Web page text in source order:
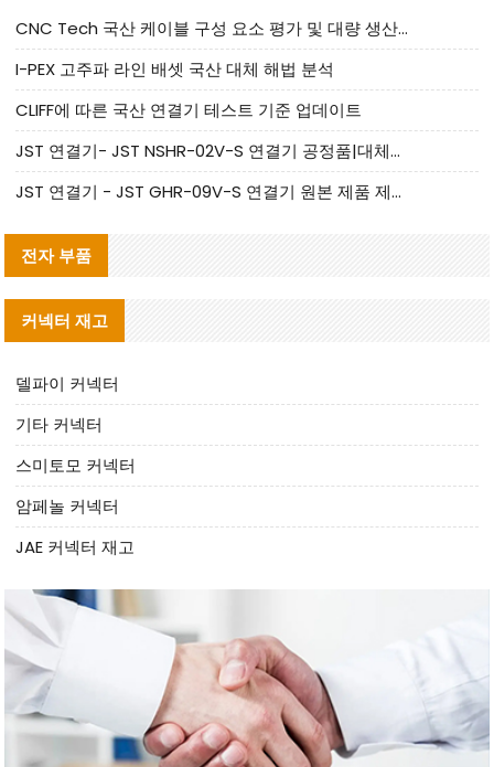
CNC Tech 국산 케이블 구성 요소 평가 및 대량 생산 적합성 가이드
I-PEX 고주파 라인 배셋 국산 대체 해법 분석
CLIFF에 따른 국산 연결기 테스트 기준 업데이트
JST 연결기- JST NSHR-02V-S 연결기 공정품|대체품 제공
JST 연결기 - JST GHR-09V-S 연결기 원본 제품 제공 | 대체품 제공
전자 부품
커넥터 재고
델파이 커넥터
기타 커넥터
스미토모 커넥터
암페놀 커넥터
JAE 커넥터 재고